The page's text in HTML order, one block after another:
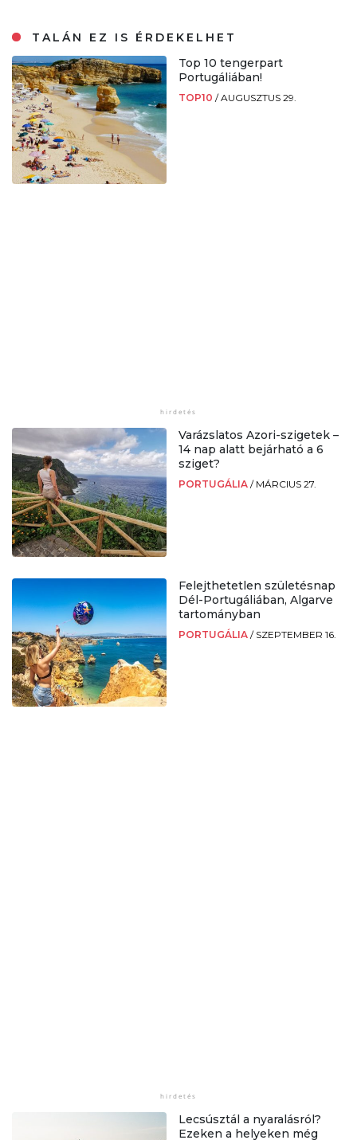
TALÁN EZ IS ÉRDEKELHET
Top 10 tengerpart
Portugáliában!
TOP10 /AUGUSZTUS 29.
Varázslatos Azori-szigetek –
14 nap alatt bejárható a 6
sziget?
PORTUGÁLIA / MÁRCIUS 27.
Felejthetetlen születésnap
Dél-Portugáliában, Algarve
tartományban
PORTUGÁLIA / SZEPTEMBER 16.
Lecsúsztál a nyaralásról?
Ezeken a helyeken még